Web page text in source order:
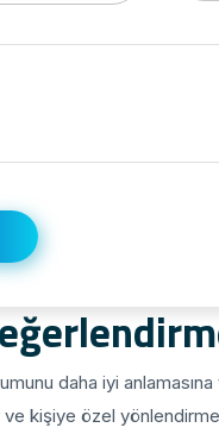
daha iyi
kişiye özel